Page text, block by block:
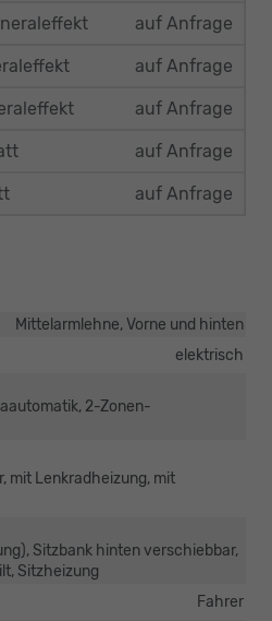
auf Anfrage
auf Anfrage
auf Anfrage
auf Anfrage
auf Anfrage
Mittelarmlehne, Vorne und hinten
elektrisch
2-Zonen-
mit Lenkradheizung, mit
Sitzbank hinten verschiebbar,
Sitzheizung
Fahrer